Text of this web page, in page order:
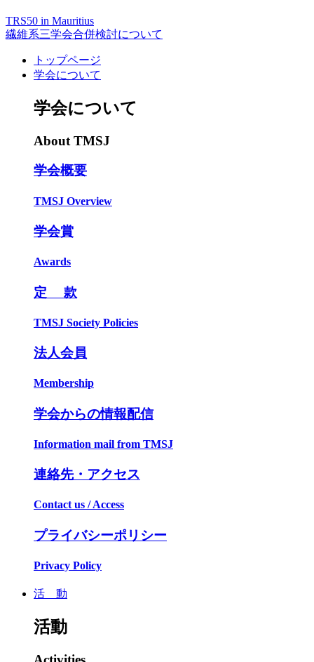
TRS50 in Mauritius
繊維系三学会合併検討について
トップページ
学会について
学会について
About TMSJ
学会概要
TMSJ Overview
学会賞
Awards
定 款
TMSJ Society Policies
法人会員
Membership
学会からの情報配信
Information mail from TMSJ
連絡先・アクセス
Contact us / Access
プライバシーポリシー
Privacy Policy
活 動
活動